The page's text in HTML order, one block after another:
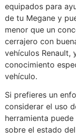
equipados para
de tu Megane y
menor que un
cerrajero con
vehículos Renault,
conocimiento
vehículo.
Si prefieres un
considerar el uso
herramienta
sobre el estado